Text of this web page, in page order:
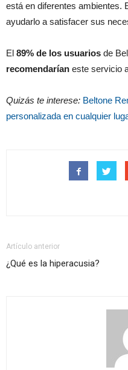
está en diferentes ambientes.
ayudarlo a satisfacer sus
El 89% de los usuarios de
recomendarían este servicio
Quizás te interese: Beltone
personalizada en cualquier
Artículo anterior
¿Qué es la hiperacusia?